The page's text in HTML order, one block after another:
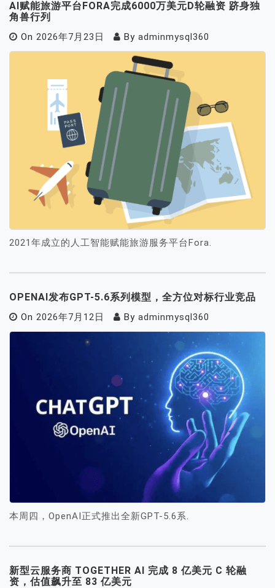
AI赋能旅游平台FORA完成6000万美元D轮融资 跻身独
角兽行列
On 2026年7月23日 By adminmysql360
2021年成立的人工智能赋能旅游服务平台Fora.
OPENAI发布GPT-5.6系列模型，全方位对标行业竞品
On 2026年7月12日 By adminmysql360
本周四，OpenAI正式推出全新GPT-5.6系.
新型云服务商 TOGETHER AI 完成 8 亿美元 C 轮融
资，估值飙升至 83 亿美元